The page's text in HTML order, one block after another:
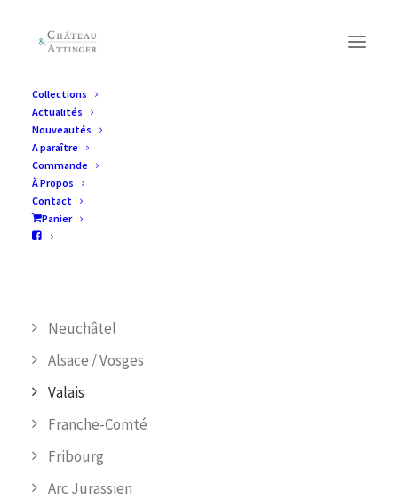
Collections
Actualités
Nouveautés
A paraître
Commande
À Propos
Contact
Panier
Collections
CATÉGORIES DE PRODUIT
Jura
Neuchâtel
Alsace / Vosges
Valais
Franche-Comté
Fribourg
Arc Jurassien